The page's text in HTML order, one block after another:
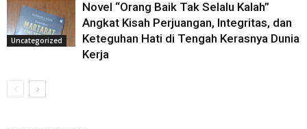
Uncategorized
Novel “Orang Baik Tak Selalu Kalah”
Angkat Kisah Perjuangan, Integritas, dan
Keteguhan Hati di Tengah Kerasnya Dunia
Kerja